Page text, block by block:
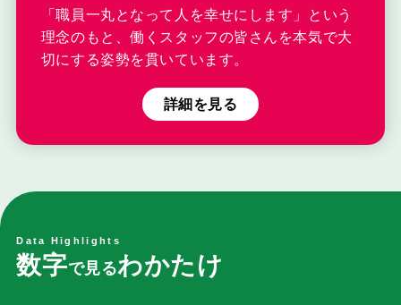
「職員一丸となって人を幸せにします」という
理念のもと、働くスタッフの皆さんを本気で大
切にする姿勢を貫いています。
詳細を見る
Data Highlights
数字で見るわかたけ